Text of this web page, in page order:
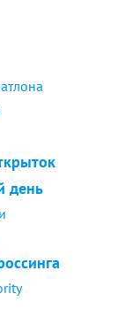
день